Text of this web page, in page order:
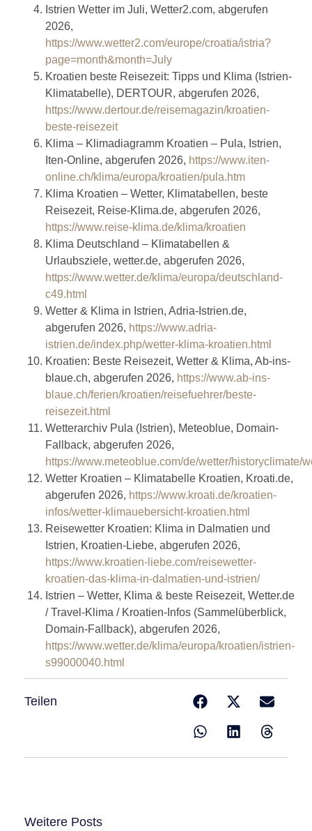
Istrien Wetter im Juli, Wetter2.com, abgerufen
2026,
https://www.wetter2.com/europe/croatia/istria?
page=month&month=July
Kroatien beste Reisezeit: Tipps und Klima (Istrien-
Klimatabelle), DERTOUR, abgerufen 2026,
https://www.dertour.de/reisemagazin/kroatien-
beste-reisezeit
Klima – Klimadiagramm Kroatien – Pula, Istrien,
Iten-Online, abgerufen 2026, https://www.iten-
online.ch/klima/europa/kroatien/pula.htm
Klima Kroatien – Wetter, Klimatabellen, beste
Reisezeit, Reise-Klima.de, abgerufen 2026,
https://www.reise-klima.de/klima/kroatien
Klima Deutschland – Klimatabellen &
Urlaubsziele, wetter.de, abgerufen 2026,
https://www.wetter.de/klima/europa/deutschland-
c49.html
Wetter & Klima in Istrien, Adria-Istrien.de,
abgerufen 2026, https://www.adria-
istrien.de/index.php/wetter-klima-kroatien.html
Kroatien: Beste Reisezeit, Wetter & Klima, Ab-ins-
blaue.ch, abgerufen 2026, https://www.ab-ins-
blaue.ch/ferien/kroatien/reisefuehrer/beste-
reisezeit.html
Wetterarchiv Pula (Istrien), Meteoblue, Domain-
Fallback, abgerufen 2026,
https://www.meteoblue.com/de/wetter/historyclimate/
Wetter Kroatien – Klimatabelle Kroatien, Kroati.de,
abgerufen 2026, https://www.kroati.de/kroatien-
infos/wetter-klimauebersicht-kroatien.html
Reisewetter Kroatien: Klima in Dalmatien und
Istrien, Kroatien-Liebe, abgerufen 2026,
https://www.kroatien-liebe.com/reisewetter-
kroatien-das-klima-in-dalmatien-und-istrien/
Istrien – Wetter, Klima & beste Reisezeit, Wetter.de
/ Travel-Klima / Kroatien-Infos (Sammelüberblick,
Domain-Fallback), abgerufen 2026,
https://www.wetter.de/klima/europa/kroatien/istrien-
s99000040.html
Teilen
Weitere Posts